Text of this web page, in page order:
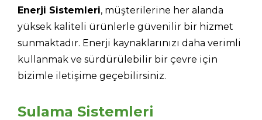
Enerji Sistemleri, müşterilerine her alanda
yüksek kaliteli ürünlerle güvenilir bir hizmet
sunmaktadır. Enerji kaynaklarınızı daha verimli
kullanmak ve sürdürülebilir bir çevre için
bizimle iletişime geçebilirsiniz.
Sulama Sistemleri